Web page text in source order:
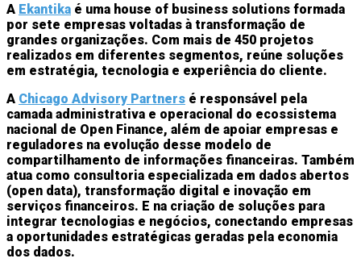
A Ekantika é uma house of business solutions formada
por sete empresas voltadas à transformação de
grandes organizações. Com mais de 450 projetos
realizados em diferentes segmentos, reúne soluções
em estratégia, tecnologia e experiência do cliente.
A Chicago Advisory Partners é responsável pela
camada administrativa e operacional do ecossistema
nacional de Open Finance, além de apoiar empresas e
reguladores na evolução desse modelo de
compartilhamento de informações financeiras. Também
atua como consultoria especializada em dados abertos
(open data), transformação digital e inovação em
serviços financeiros. E na criação de soluções para
integrar tecnologias e negócios, conectando empresas
a oportunidades estratégicas geradas pela economia
dos dados.